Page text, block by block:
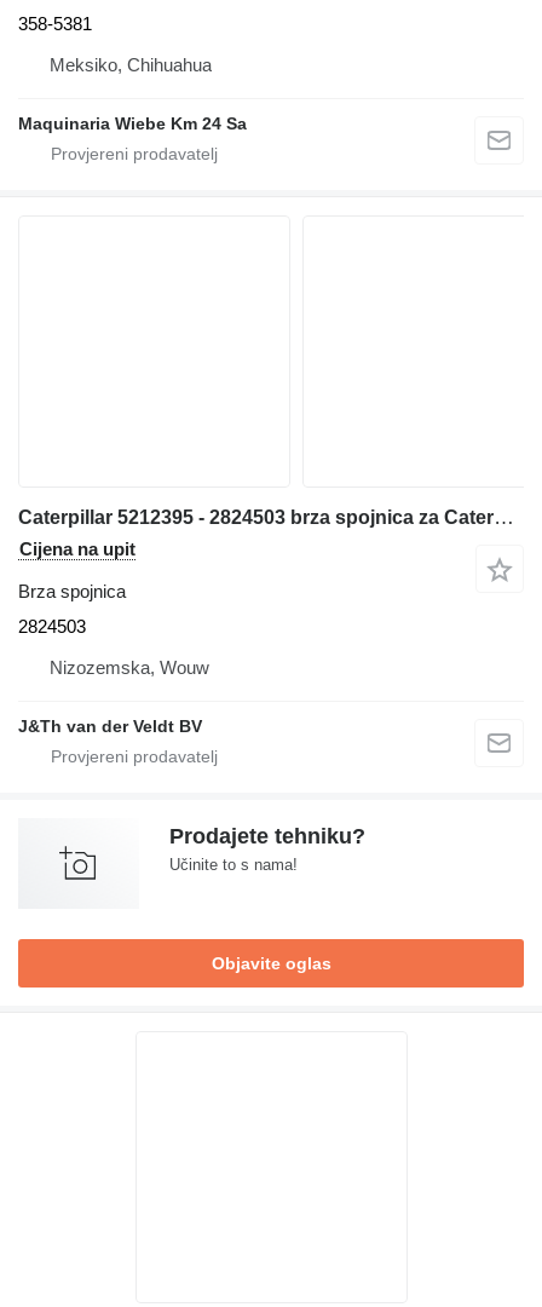
358-5381
Meksiko, Chihuahua
Maquinaria Wiebe Km 24 Sa
Caterpillar 5212395 - 2824503 brza spojnica za Caterpillar 320 330 313 323 333 315 326 M314 M315 311D 312D 314D 320E 312E 314E 324E 329E 330F 311F 313F 323F 315F 326F 312D2 313D2 320GC 313GC 313GX 315GC M313-07 M314-07 bagera
Cijena na upit
Brza spojnica
2824503
Nizozemska, Wouw
J&Th van der Veldt BV
Prodajete tehniku?
Učinite to s nama!
Objavite oglas